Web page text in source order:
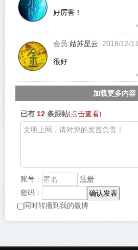
好厉害！
会员:姑苏星云 2018/12/11
很好
加载更多内容
已有 12 条跟帖(点击查看)
账号： 注册
密码：
同时转播到我的微博